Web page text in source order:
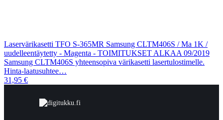
Laservärikasetti TFO S-365MR Samsung CLTM406S / Ma 1K /
uudelleentäytetty - Magenta - TOIMITUKSET ALKAA 09/2019
Samsung CLTM406S yhteensopiva värikasetti lasertulostimelle.
Hinta-laatusuhtee…
31,95 €